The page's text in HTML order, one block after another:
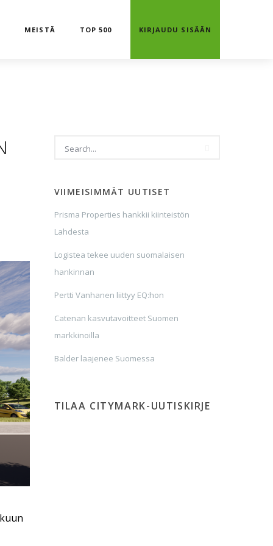
MEISTÄ TOP 500 KIRJAUDU SISÄÄN
VIIMEISIMMÄT UUTISET
Prisma Properties hankkii kiinteistön
Lahdesta
Logistea tekee uuden suomalaisen
hankinnan
Pertti Vanhanen liittyy EQ:hon
Catenan kasvutavoitteet Suomen
markkinoilla
Balder laajenee Suomessa
TILAA CITYMARK-UUTISKIRJE